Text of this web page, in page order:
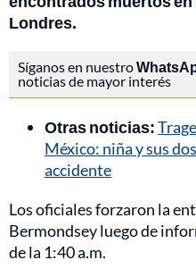
Londres.
Síganos en nuestro
noticias de mayor interés
Otras noticias:
México: niña y sus
accidente
Los oficiales forzaron la
Bermondsey luego de
de la 1:40 a.m.